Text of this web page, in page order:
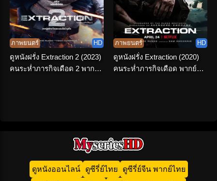
ภาพยนตร์ HD
ดูหนังฝรั่ง Extraction 2 (2023)
คนระห่ำภารกิจเดือด 2 พากย์
ภาพยนตร์ HD
ดูหนังฝรั่ง Extraction (2020)
คนระห่ำภารกิจเดือด พากย์
ดูหนังออนไลน์ ดูซีรี่ย์ไทย ดูซีรี่ย์จีน พากย์ไทย